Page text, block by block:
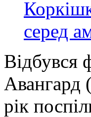
Відбувся
Авангард
рік